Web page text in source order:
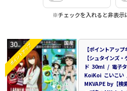
※チェックを入れると非表示
ポイントアップ
【ポイントアップ
【シュタインズ
ド 30ml / 電子
KoiKoi こいこい
MKVAPE by【検